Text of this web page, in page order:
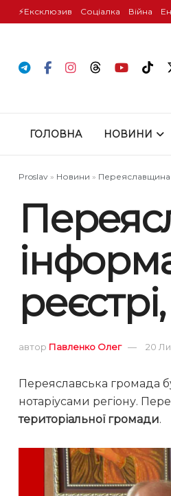
⚡️Ексклюзив Соціалка Війна
ГОЛОВНА НОВИНИ
Proslav » Новини » Переяславщина
автор Павленко Олег 20
Переяславська громада
нотаріусами регіону.
територіальної громади.